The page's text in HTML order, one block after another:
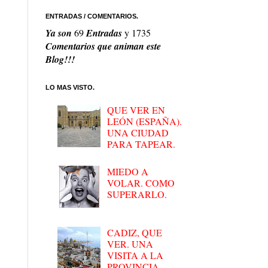
ENTRADAS / COMENTARIOS.
Ya son 69Entradasy 1735
Comentarios que animan este
Blog!!!
LO MAS VISTO.
QUE VER EN
LEÓN (ESPAÑA).
UNA CIUDAD
PARA TAPEAR.
MIEDO A
VOLAR. COMO
SUPERARLO.
CADIZ, QUE
VER. UNA
VISITA A LA